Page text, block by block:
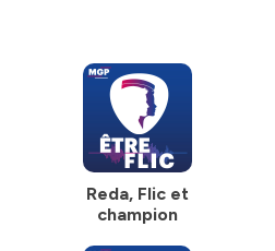
Reda, Flic et
champion